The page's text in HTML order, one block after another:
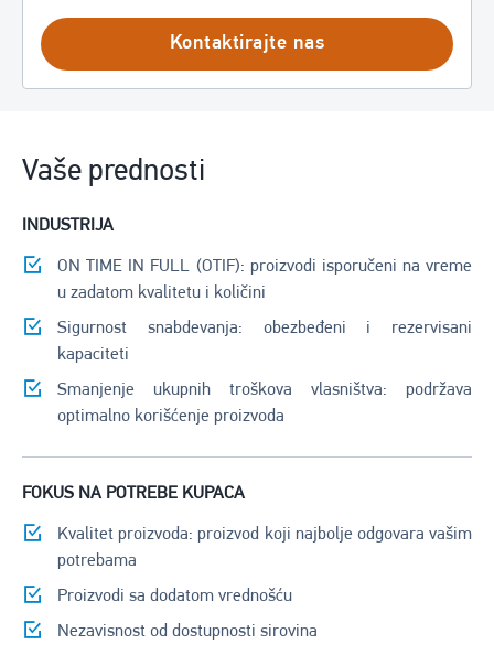
Kontaktirajte nas
Vaše prednosti
INDUSTRIJA
ON TIME IN FULL (OTIF): proizvodi isporučeni na vreme
u zadatom kvalitetu i količini
Sigurnost snabdevanja: obezbeđeni i rezervisani
kapaciteti
Smanjenje ukupnih troškova vlasništva: podržava
optimalno korišćenje proizvoda
FOKUS NA POTREBE KUPACA
Kvalitet proizvoda: proizvod koji najbolje odgovara vašim
potrebama
Proizvodi sa dodatom vrednošću
Nezavisnost od dostupnosti sirovina